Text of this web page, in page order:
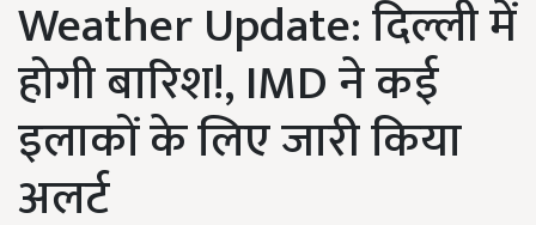
Weather Update: दिल्ली में
होगी बारिश!, IMD ने कई
इलाकों के लिए जारी किया
अलर्ट